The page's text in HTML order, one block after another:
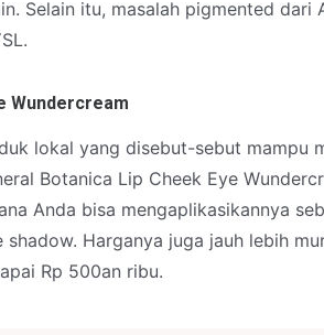
Selain itu, masalah pigmented dari
Wundercream
lokal yang disebut-sebut mampu
Botanica Lip Cheek Eye
Anda bisa mengaplikasikannya
Harganya juga jauh lebih
Rp 500an ribu.